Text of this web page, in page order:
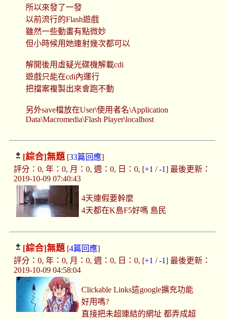
所以來發了一發
以前流行的Flash遊戲
雖然一些動畫有點微妙
但小時候用她連射幾次都可以
解開後用虛疑光碟機解載cdi
遊戲只能在cdi內運行
把擋案複製出來會跑不動
另外save檔放在User\使用者名\Application
Data\Macromedia\Flash Player\localhost
[綜合]無題[33篇回應]
評分：0, 年：0, 月：0, 週：0, 日：0, [+1 /-1] 最後更新：
2019-10-09 07:40:43
4天連假要幹麼
4天都在K島F5好嗎 島民
[綜合]無題[4篇回應]
評分：0, 年：0, 月：0, 週：0, 日：0, [+1 /-1] 最後更新：
2019-10-09 04:58:04
Clickable Links這google擴充功能
好用嗎?
直接把未超連結的網址 都弄成超